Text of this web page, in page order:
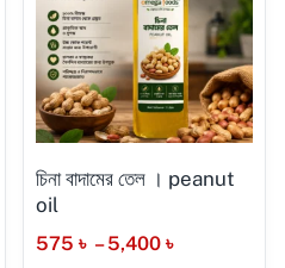
চিনা বাদামের তেল । peanut
oil
575 ৳ – 5,400 ৳